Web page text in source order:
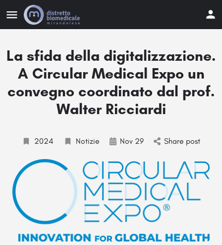
La sfida della digitalizzazione.
A Circular Medical Expo un
convegno coordinato dal prof.
Walter Ricciardi
2024 Notizie Nov 29 Share post